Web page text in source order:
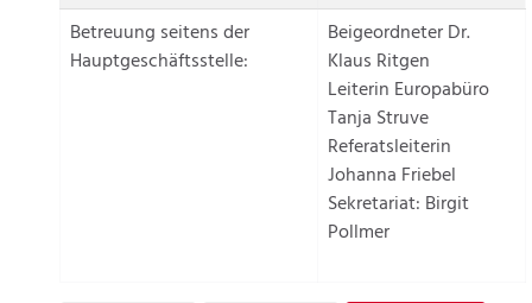
Betreuung seitens der
Hauptgeschäftsstelle:
Beigeordneter Dr.
Klaus Ritgen
Leiterin Europabüro
Tanja Struve
Referatsleiterin
Johanna Friebel
Sekretariat: Birgit
Pollmer